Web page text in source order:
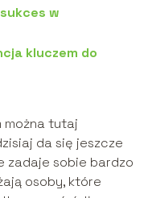
w
kluczem do
można tutaj
da się jeszcze
zadaje sobie bardzo
osoby, które